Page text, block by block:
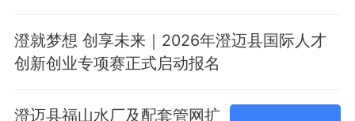
澄就梦想 创享未来｜2026年澄迈县国际人才
创新创业专项赛正式启动报名
澄迈县福山水厂及配套管网扩